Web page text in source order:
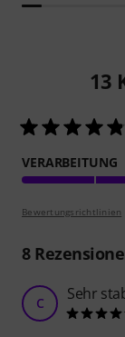
13
VERARBEITUNG
Bewertungsrichtlinien
8
C Sehr